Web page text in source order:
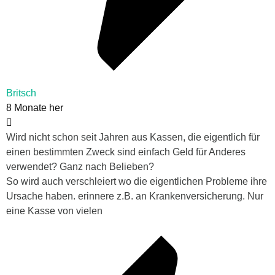
Britsch
8 Monate her
Wird nicht schon seit Jahren aus Kassen, die eigentlich für
einen bestimmten Zweck sind einfach Geld für Anderes
verwendet? Ganz nach Belieben?
So wird auch verschleiert wo die eigentlichen Probleme ihre
Ursache haben. erinnere z.B. an Krankenversicherung. Nur
eine Kasse von vielen